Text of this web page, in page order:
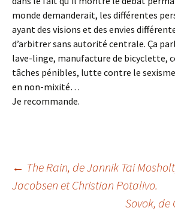
monde demanderait, les différentes
ayant des visions et des envies
d’arbitrer sans autorité centrale. Ça
lave-linge, manufacture de bicyclette,
tâches pénibles, lutte contre le
en non-mixité…
Je recommande.
Navigation
← The Rain, de Jannik Tai
Jacobsen et Christian Potalivo.
Sovok, de